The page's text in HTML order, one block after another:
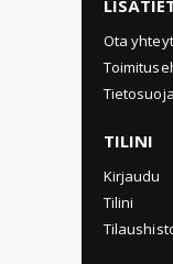
Ota
Tietosuoja
TILINI
Kirjaudu
Tilini